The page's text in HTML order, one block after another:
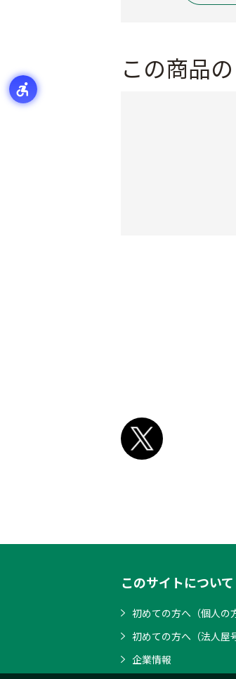
この商品
このサイトについて
初めての方へ（個人の
初めての方へ（法人屋
企業情報